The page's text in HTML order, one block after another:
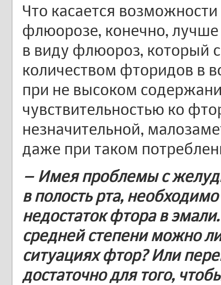
Что касается
флюорозе, конечно,
в виду флюороз, который
количеством фторидов в
при не высоком
чувствительностью ко
незначительной,
даже при таком
– Имея проблемы с
в полость рта,
недостаток фтора в
средней степени можно
ситуациях фтор? Или
достаточно для того,